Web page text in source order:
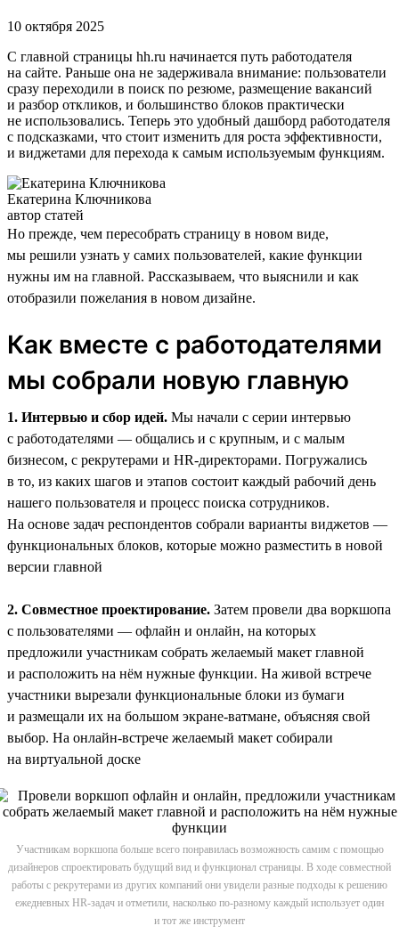
10 октября 2025
C главной страницы hh.ru начинается путь работодателя
на сайте. Раньше она не задерживала внимание: пользователи
сразу переходили в поиск по резюме, размещение вакансий
и разбор откликов, и большинство блоков практически
не использовались. Теперь это удобный дашборд работодателя
с подсказками, что стоит изменить для роста эффективности,
и виджетами для перехода к самым используемым функциям.
Екатерина Ключникова
автор статей
Но прежде, чем пересобрать страницу в новом виде,
мы решили узнать у самих пользователей, какие функции
нужны им на главной. Рассказываем, что выяснили и как
отобразили пожелания в новом дизайне.
Как вместе с работодателями
мы собрали новую главную
1. Интервью и сбор идей. Мы начали с серии интервью
с работодателями — общались и с крупным, и с малым
бизнесом, с рекрутерами и HR-директорами. Погружались
в то, из каких шагов и этапов состоит каждый рабочий день
нашего пользователя и процесс поиска сотрудников.
На основе задач респондентов собрали варианты виджетов —
функциональных блоков, которые можно разместить в новой
версии главной
2. Совместное проектирование. Затем провели два воркшопа
с пользователями — офлайн и онлайн, на которых
предложили участникам собрать желаемый макет главной
и расположить на нём нужные функции. На живой встрече
участники вырезали функциональные блоки из бумаги
и размещали их на большом экране-ватмане, объясняя свой
выбор. На онлайн-встрече желаемый макет собирали
на виртуальной доске
Участникам воркшопа больше всего понравилась возможность самим с помощью
дизайнеров спроектировать будущий вид и функционал страницы. В ходе совместной
работы с рекрутерами из других компаний они увидели разные подходы к решению
ежедневных HR-задач и отметили, насколько по-разному каждый использует один
и тот же инструмент